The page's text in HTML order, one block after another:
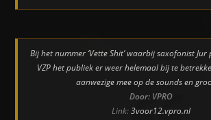
Bij het nummer ‘Vette Shit’ waarbij saxofonist
VZP het publiek er weer helemaal bij te
aanwezige mee op de sounds en
Door: VPRO
Link:3voor12.vpro.nl